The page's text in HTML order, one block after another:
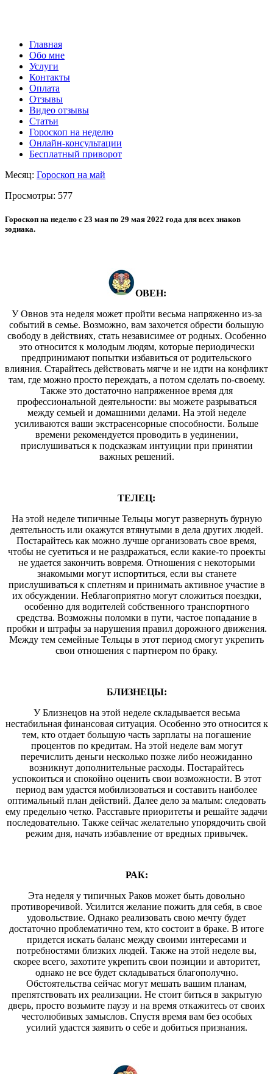
Главная
Обо мне
Услуги
Контакты
Оплата
Отзывы
Видео отзывы
Статьи
Гороскоп на неделю
Онлайн-консультации
Бесплатный приворот
Месяц: Гороскоп на май
Просмотры: 577
Гороскоп на неделю с 23 мая по 29 мая 2022 года для всех знаков
зодиака.
ОВЕН:
У Овнов эта неделя может пройти весьма напряженно из-за
событий в семье. Возможно, вам захочется обрести большую
свободу в действиях, стать независимее от родных. Особенно
это относится к молодым людям, которые периодически
предпринимают попытки избавиться от родительского
влияния. Старайтесь действовать мягче и не идти на конфликт
там, где можно просто переждать, а потом сделать по-своему.
Также это достаточно напряженное время для
профессиональной деятельности: вы можете разрываться
между семьей и домашними делами. На этой неделе
усиливаются ваши экстрасенсорные способности. Больше
времени рекомендуется проводить в уединении,
прислушиваться к подсказкам интуиции при принятии
важных решений.
ТЕЛЕЦ:
На этой неделе типичные Тельцы могут развернуть бурную
деятельность или окажутся втянутыми в дела других людей.
Постарайтесь как можно лучше организовать свое время,
чтобы не суетиться и не раздражаться, если какие-то проекты
не удается закончить вовремя. Отношения с некоторыми
знакомыми могут испортиться, если вы станете
прислушиваться к сплетням и принимать активное участие в
их обсуждении. Неблагоприятно могут сложиться поездки,
особенно для водителей собственного транспортного
средства. Возможны поломки в пути, частое попадание в
пробки и штрафы за нарушения правил дорожного движения.
Между тем семейные Тельцы в этот период смогут укрепить
свои отношения с партнером по браку.
БЛИЗНЕЦЫ:
У Близнецов на этой неделе складывается весьма
нестабильная финансовая ситуация. Особенно это относится к
тем, кто отдает большую часть зарплаты на погашение
процентов по кредитам. На этой неделе вам могут
перечислить деньги несколько позже либо неожиданно
возникнут дополнительные расходы. Постарайтесь
успокоиться и спокойно оценить свои возможности. В этот
период вам удастся мобилизоваться и составить наиболее
оптимальный план действий. Далее дело за малым: следовать
ему предельно четко. Расставьте приоритеты и решайте задачи
последовательно. Также сейчас желательно упорядочить свой
режим дня, начать избавление от вредных привычек.
РАК:
Эта неделя у типичных Раков может быть довольно
противоречивой. Усилится желание пожить для себя, в свое
удовольствие. Однако реализовать свою мечту будет
достаточно проблематично тем, кто состоит в браке. В итоге
придется искать баланс между своими интересами и
потребностями близких людей. Также на этой неделе вы,
скорее всего, захотите укрепить свои позиции и авторитет,
однако не все будет складываться благополучно.
Обстоятельства сейчас могут мешать вашим планам,
препятствовать их реализации. Не стоит биться в закрытую
дверь, просто возьмите паузу и на время откажитесь от своих
честолюбивых замыслов. Спустя время вам без особых
усилий удастся заявить о себе и добиться признания.